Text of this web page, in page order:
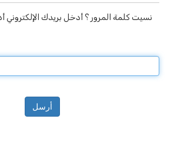
نسيت كلمة المرور ؟ أدخل بريدك الإلكتروني
أرسل